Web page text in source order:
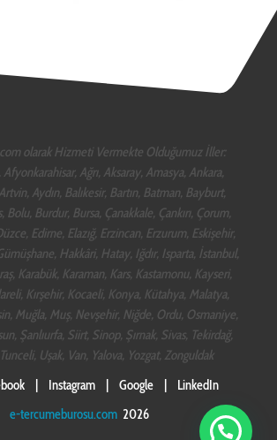
olarak Hizmeti Vermekte Olduğumuz İller:
Ağrı, Aksaray, Amasya, Ankara,
Aydın, Balıkesir, Bartın, Batman, Bayburt,
Burdur, Bursa, Çanakkale, Çankırı, Çorum,
Edirne, Elazığ, Erzincan, Erzurum, Eskişehir,
Hakkâri, Hatay, Iğdır, Isparta, İstanbul,
Karabük, Karaman, Kars, Kastamonu, Kayseri,
Kırşehir, Kocaeli, Konya, Kütahya, Malatya,
Muğla, Muş, Nevşehir, Niğde, Ordu, Osmaniye,
Şanlıurfa, Siirt, Sinop, Şırnak, Sivas, Tekirdağ,
Uşak, Van, Yalova, Yozgat, Zonguldak
| Instagram| Google|
LinkedIn
e-tercumeburosu.com 2026